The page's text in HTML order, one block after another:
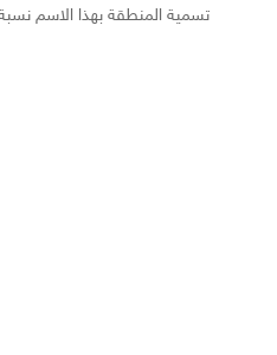
تسمية المنطقة بهذا الاسم